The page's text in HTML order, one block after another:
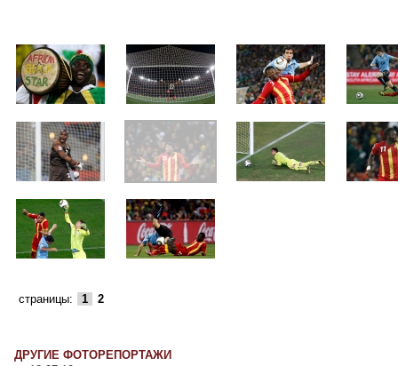
страницы: 1 2
ДРУГИЕ ФОТОРЕПОРТАЖИ